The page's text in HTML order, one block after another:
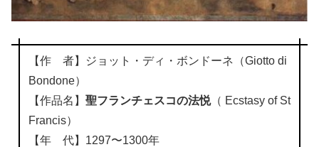
【作 者】ジョット・ディ・ボンドーネ（Giotto di
Bondone）
【作品名】 聖フランチェスコの法悦（ Ecstasy of St
Francis）
【年 代】1297〜1300年